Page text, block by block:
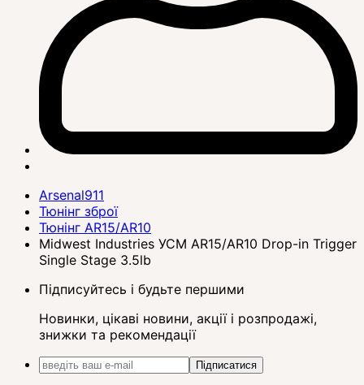
Arsenal911
Тюнінг зброї
Тюнінг AR15/AR10
Midwest Industries УСМ AR15/AR10 Drop-in Trigger
Single Stage 3.5lb
Підписуйтесь і будьте першими
Новинки, цікаві новини, акції і розпродажі,
знижки та рекомендації
Підписатися